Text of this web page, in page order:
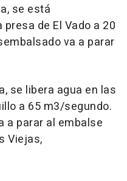
se está
de El Vado a 20
va a parar
se libera agua en las
a 65 m3/segundo.
a parar al embalse
Viejas,